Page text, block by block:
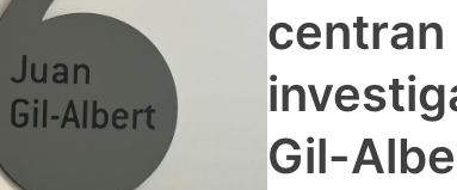
centran
Gil-